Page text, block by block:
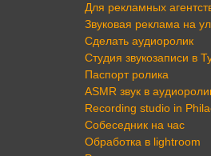
Для рекламных
Звуковая реклама на
Сделать аудиоролик
Студия звукозаписи в
Паспорт ролика
ASMR звук в
Recording studio in
Собеседник на час
Обработка в lightroom